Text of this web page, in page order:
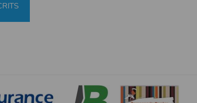
aux informations qui vous